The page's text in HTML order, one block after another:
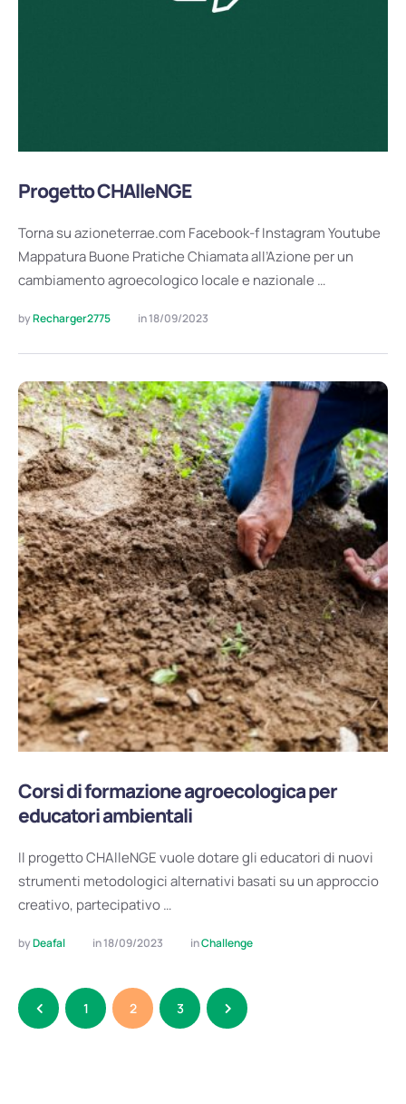
Progetto CHAlleNGE
Torna su azioneterrae.com Facebook-f Instagram Youtube
Mappatura Buone Pratiche Chiamata all’Azione per un
cambiamento agroecologico locale e nazionale …
by Recharger2775 in 18/09/2023
Corsi di formazione agroecologica per
educatori ambientali
Il progetto CHAlleNGE vuole dotare gli educatori di nuovi
strumenti metodologici alternativi basati su un approccio
creativo, partecipativo …
by Deafal in 18/09/2023 in Challenge
1 2 3